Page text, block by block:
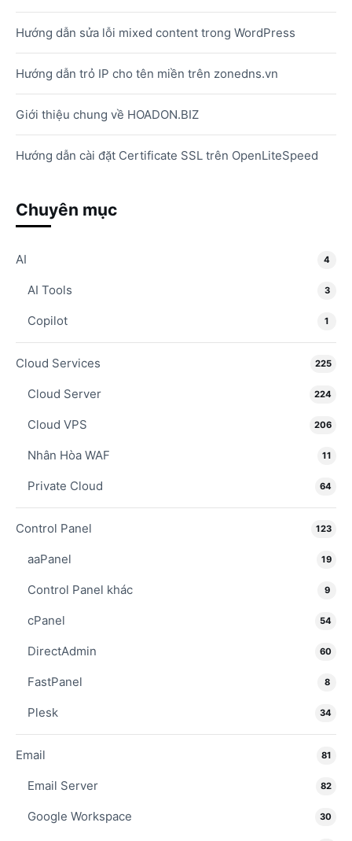
Hướng dẫn sửa lỗi mixed content trong WordPress
Hướng dẫn trỏ IP cho tên miền trên zonedns.vn
Giới thiệu chung về HOADON.BIZ
Hướng dẫn cài đặt Certificate SSL trên OpenLiteSpeed
Chuyên mục
AI 4
AI Tools 3
Copilot 1
Cloud Services 225
Cloud Server 224
Cloud VPS 206
Nhân Hòa WAF 11
Private Cloud 64
Control Panel 123
aaPanel 19
Control Panel khác 9
cPanel 54
DirectAdmin 60
FastPanel 8
Plesk 34
Email 81
Email Server 82
Google Workspace 30